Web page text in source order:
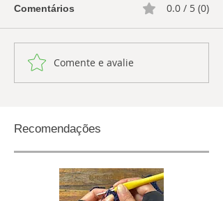
Comentários 0.0 / 5 (0)
Comente e avalie
Recomendações